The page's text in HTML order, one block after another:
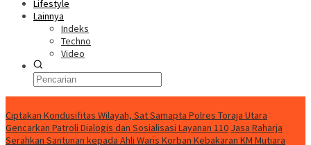
Lifestyle
Lainnya
Indeks
Techno
Video
Ciptakan Kondusifitas Wilayah, Sat Samapta Polres Toraja Utara
Gencarkan Patroli Dialogis dan Sosialisasi Layanan 110 Jasa Raharja
Serahkan Santunan kepada Ahli Waris Korban Kebakaran KM Mutiara